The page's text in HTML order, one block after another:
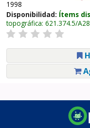
1998
Disponibilidad: Ítems
topográfica: 621.374.5/